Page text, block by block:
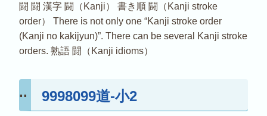
闘 闘 漢字 闘（Kanji） 書き順 闘（Kanji stroke
order） There is not only one “Kanji stroke order
(Kanji no kakijyun)”. There can be several Kanji stroke
orders. 熟語 闘（Kanji idioms）
9998099道-小2